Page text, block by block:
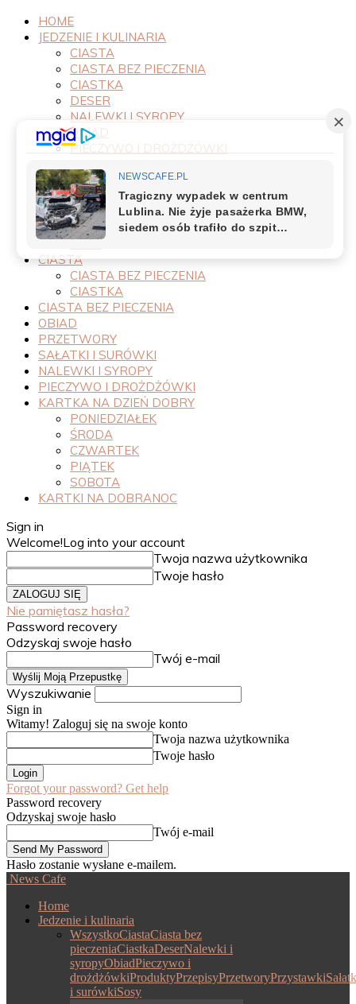
HOME
JEDZENIE I KULINARIA
CIASTA
CIASTA BEZ PIECZENIA
CIASTKA
DESER
NALEWKI I SYROPY
OBIAD
PIECZYWO I DROŻDŻÓWKI
PRZEPISY
PRZETWORY
PRZYSTAWKI
SAŁATKI I SURÓWKI
SOSY
CIASTA
CIASTA BEZ PIECZENIA
CIASTKA
CIASTA BEZ PIECZENIA
OBIAD
PRZETWORY
SAŁATKI I SURÓWKI
NALEWKI I SYROPY
PIECZYWO I DROŻDŻÓWKI
KARTKA NA DZIEŃ DOBRY
PONIEDZIAŁEK
ŚRODA
CZWARTEK
PIĄTEK
SOBOTA
KARTKI NA DOBRANOC
Sign in
Welcome!Log into your account
Twoja nazwa użytkownika
Twoje hasło
Nie pamiętasz hasła?
Password recovery
Odzyskaj swoje hasło
Twój e-mail
Wyszukiwanie
Sign in
Witamy! Zaloguj się na swoje konto
Twoja nazwa użytkownika
Twoje hasło
Forgot your password? Get help
Password recovery
Odzyskaj swoje hasło
Twój e-mail
Hasło zostanie wysłane e-mailem.
News Cafe
Home
Jedzenie i kulinaria
WszystkoCiastaCiasta bez
pieczeniaCiastkaDeserNalewki i
syropyObiadPieczywo i
drożdżówkiProduktyPrzepisyPrzetworyPrzystawki
i surówkiSosy